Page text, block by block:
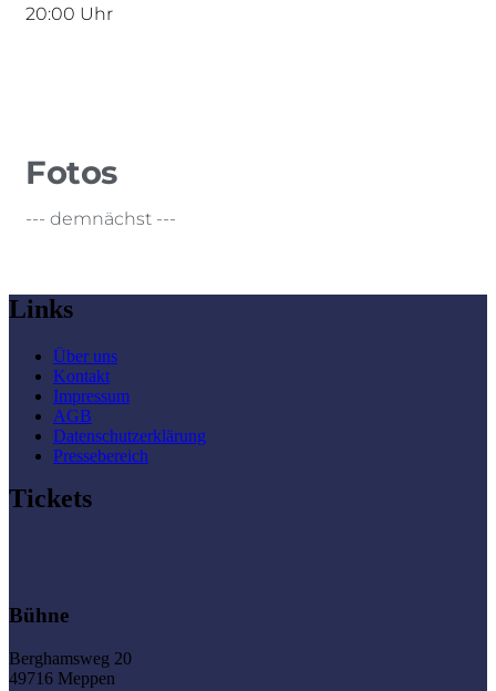
20:00 Uhr
Fotos
--- demnächst ---
Links
Über uns
Kontakt
Impressum
AGB
Datenschutzerklärung
Pressebereich
Tickets
Bühne
Berghamsweg 20
49716 Meppen